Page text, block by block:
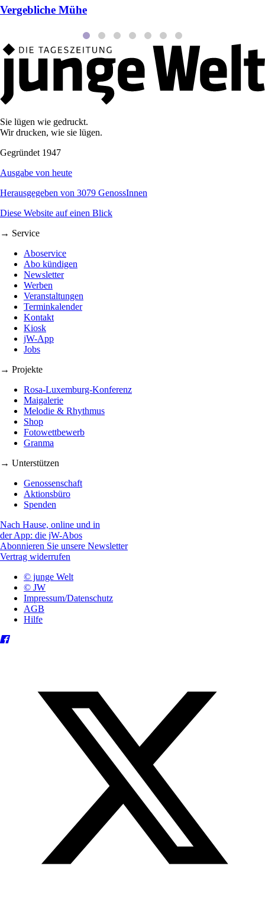
Vergebliche Mühe
Sie lügen wie gedruckt.
Wir drucken, wie sie lügen.
Gegründet 1947
Ausgabe von heute
Herausgegeben von 3079 GenossInnen
Diese Website auf einen Blick
→ Service
Aboservice
Abo kündigen
Newsletter
Werben
Veranstaltungen
Terminkalender
Kontakt
Kiosk
jW-App
Jobs
→ Projekte
Rosa-Luxemburg-Konferenz
Maigalerie
Melodie & Rhythmus
Shop
Fotowettbewerb
Granma
→ Unterstützen
Genossenschaft
Aktionsbüro
Spenden
Nach Hause, online und in
der App: die jW-Abos
Abonnieren Sie unsere Newsletter
Vertrag widerrufen
© junge Welt
© JW
Impressum/Datenschutz
AGB
Hilfe